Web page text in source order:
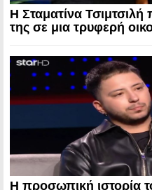
Η Σταματίνα
της σε μια τρυφερή
Η προσωπική ιστορία